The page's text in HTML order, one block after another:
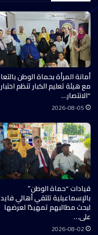
أمانة المرأة بحماة الوطن
مع هيئة تعليم الكبار تنظم اختبار
“الانتصار…
2026-08-05
قيادات “حماة الوطن”
بالإسماعيلية تلتقي أهالي فايد
لبحث مطالبهم تمهيدًا لعرضها
على…
2026-08-02